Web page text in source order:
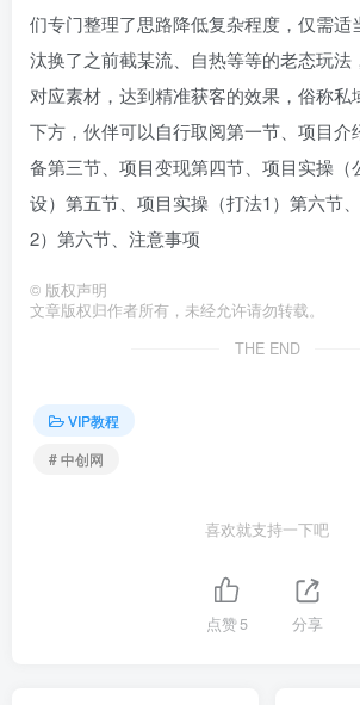
们专门整理了思路降低复杂程度，仅需适
汰换了之前截某流、自热等等的老态玩法
对应素材，达到精准获客的效果，俗称私
下方，伙伴可以自行取阅第一节、项目介
备第三节、项目变现第四节、项目实操（
设）第五节、项目实操（打法1）第六节
2）第六节、注意事项
© 版权声明
文章版权归作者所有，未经允许请勿转载。
THE END
VIP教程
# 中创网
喜欢就支持一下吧
点赞5 分享